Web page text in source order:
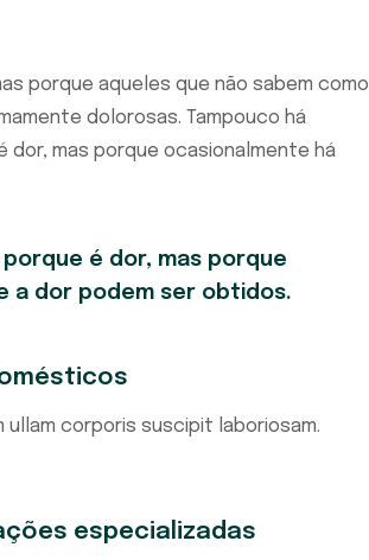
porque aqueles que não sabem como
dolorosas. Tampouco há
dor, mas porque ocasionalmente há
é dor, mas porque
a dor podem ser obtidos.
ullam corporis suscipit laboriosam.
especializadas